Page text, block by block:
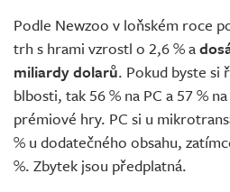
Podle Newzoo v loňském roce
trh s hrami vzrostl o 2,6 % a
miliardy dolarů. Pokud byste si
blbosti, tak 56 % na PC a 57 %
prémiové hry. PC si u
% u dodatečného obsahu,
%. Zbytek jsou předplatná.